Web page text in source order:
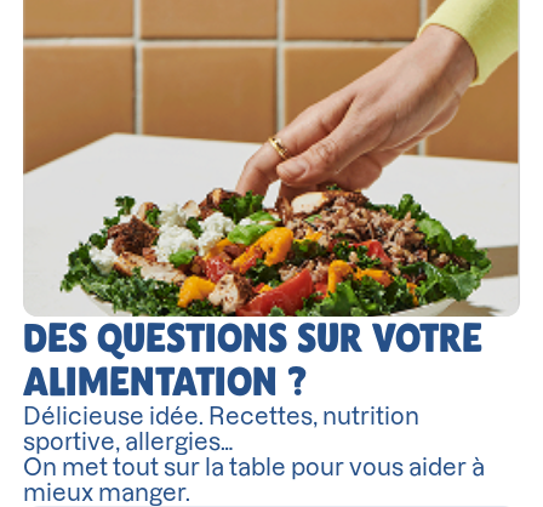
DES QUESTIONS SUR VOTRE
ALIMENTATION ?
Délicieuse idée. Recettes, nutrition
sportive, allergies…
On met tout sur la table pour vous aider à
mieux manger.